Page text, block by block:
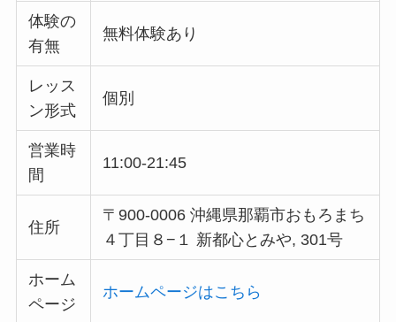
体験の
有無
無料体験あり
レッス
ン形式
個別
営業時
間
11:00-21:45
住所
〒900-0006 沖縄県那覇市おもろまち
４丁目８−１ 新都心とみや, 301号
ホーム
ページ
ホームページはこちら